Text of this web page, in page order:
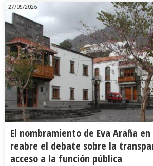
27/05/2026
El nombramiento de Eva Araña
reabre el debate sobre la
acceso a la función pública